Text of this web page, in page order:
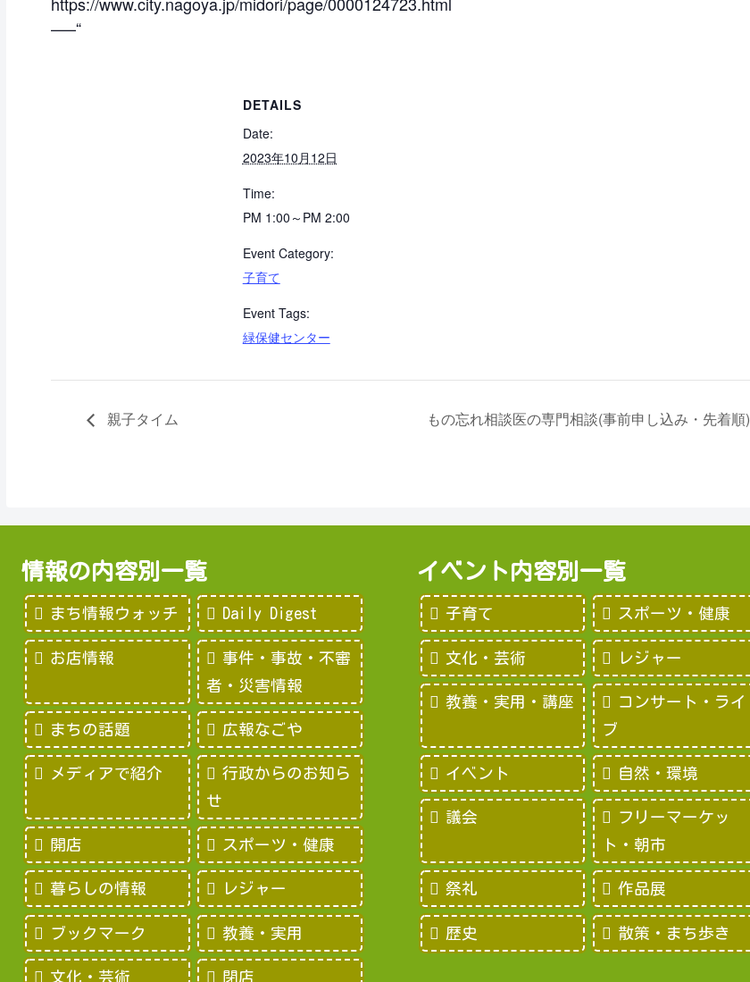
—–“
DETAILS
Date:
2023年10月12日
Time:
PM 1:00～PM 2:00
Event Category:
子育て
Event Tags:
緑保健センター
親子タイム もの忘れ相談医の専門相談(事前申し込み・先着順)
情報の内容別一覧
まち情報ウォッチ Daily Digest
お店情報
事件・事故・不審
者・災害情報
まちの話題 広報なごや
メディアで紹介
行政からのお知ら
せ
開店 スポーツ・健康
暮らしの情報 レジャー
ブックマーク 教養・実用
文化・芸術 閉店
イベント内容別一覧
子育て スポーツ・健康
文化・芸術 レジャー
教養・実用・講座
コンサート・ライ
ブ
イベント 自然・環境
議会
フリーマーケッ
ト・朝市
祭礼 作品展
歴史 散策・まち歩き